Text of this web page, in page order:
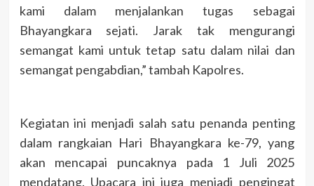
kami dalam menjalankan tugas sebagai
Bhayangkara sejati. Jarak tak mengurangi
semangat kami untuk tetap satu dalam nilai dan
semangat pengabdian,” tambah Kapolres.
Kegiatan ini menjadi salah satu penanda penting
dalam rangkaian Hari Bhayangkara ke-79, yang
akan mencapai puncaknya pada 1 Juli 2025
mendatang. Upacara ini juga menjadi pengingat